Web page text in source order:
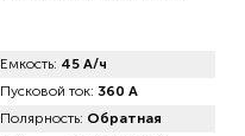
Емкость: 45 А/ч
Пусковой ток: 360 А
Полярность: Обратная